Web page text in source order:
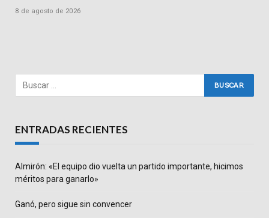
8 de agosto de 2026
ENTRADAS RECIENTES
Almirón: «El equipo dio vuelta un partido importante, hicimos
méritos para ganarlo»
Ganó, pero sigue sin convencer